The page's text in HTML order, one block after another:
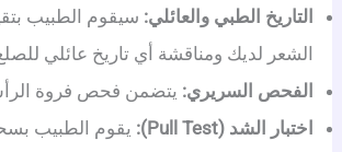
التاريخ الطبي والعائلي:سيقوم الطبيب
الشعر لديك ومناقشة أي تاريخ عائلي
الفحص السريري:يتضمن فحص فروة الرأس
اختبار الشد (Pull Test):
يقوم الطبيب